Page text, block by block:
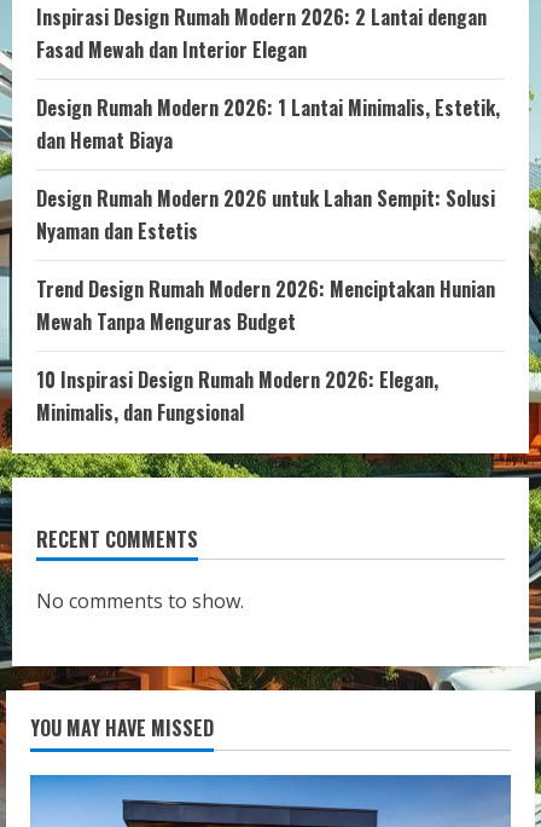
Inspirasi Design Rumah Modern 2026: 2 Lantai dengan
Fasad Mewah dan Interior Elegan
Design Rumah Modern 2026: 1 Lantai Minimalis, Estetik,
dan Hemat Biaya
Design Rumah Modern 2026 untuk Lahan Sempit: Solusi
Nyaman dan Estetis
Trend Design Rumah Modern 2026: Menciptakan Hunian
Mewah Tanpa Menguras Budget
10 Inspirasi Design Rumah Modern 2026: Elegan,
Minimalis, dan Fungsional
RECENT COMMENTS
No comments to show.
YOU MAY HAVE MISSED